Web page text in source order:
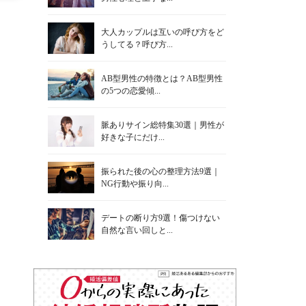
大人カップルは互いの呼び方をど
うしてる？呼び方...
AB型男性の特徴とは？AB型男性
の5つの恋愛傾...
脈ありサイン総特集30選｜男性が
好きな子にだけ...
振られた後の心の整理方法9選｜
NG行動や振り向...
デートの断り方9選！傷つけない
自然な言い回しと...